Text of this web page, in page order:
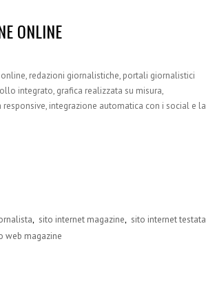
ONLINE
redazioni giornalistiche, portali giornalistici
integrato, grafica realizzata su misura,
integrazione automatica con i social e la
, sito internet magazine, sito internet testata
web magazine